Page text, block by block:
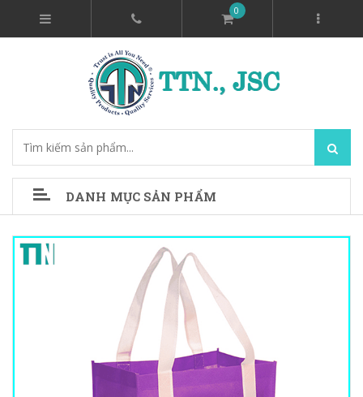
0
DANH MỤC SẢN PHẨM